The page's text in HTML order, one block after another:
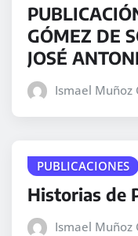
GÓMEZ DE
JOSÉ
Ismael Muñoz
PUBLICACIONES
Historias de
Ismael Muñoz